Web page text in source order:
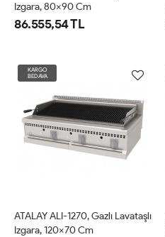
Izgara, 80x90 Cm
86.555,54 TL
KARGO
BEDAVA
ATALAY ALI-1270, Gazlı Lavataşlı
Izgara, 120x70 Cm